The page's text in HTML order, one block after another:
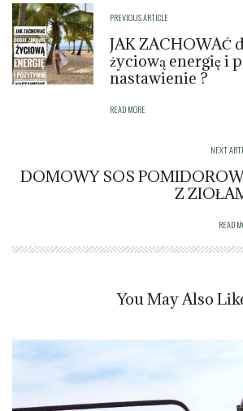
PREVIOUS ARTICLE
JAK ZACHOWAĆ
życiową energię i
nastawienie ?
READ MORE
NEXT
DOMOWY SOS
Z
READ
You May Also